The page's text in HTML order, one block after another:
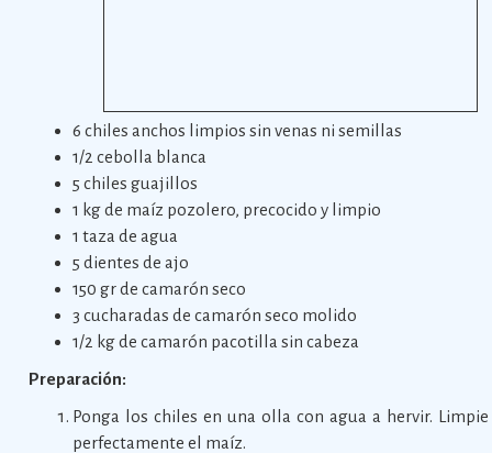
6 chiles anchos limpios sin venas ni semillas
1/2 cebolla blanca
5 chiles guajillos
1 kg de maíz pozolero, precocido y limpio
1 taza de agua
5 dientes de ajo
150 gr de camarón seco
3 cucharadas de camarón seco molido
1/2 kg de camarón pacotilla sin cabeza
Preparación:
Ponga los chiles en una olla con agua a hervir. Limpie
perfectamente el maíz.